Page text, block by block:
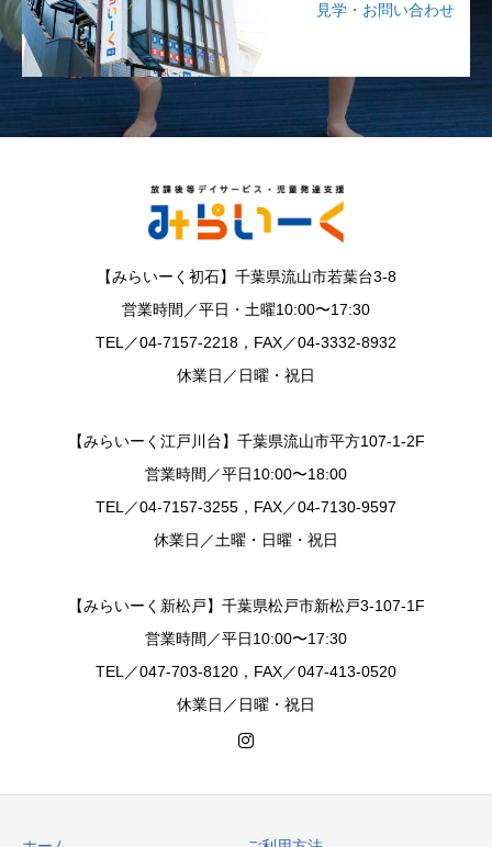
見学・お問い合わせ
【みらいーく初石】千葉県流山市若葉台3-8
営業時間／平日・土曜10:00〜17:30
TEL／04-7157-2218，FAX／04-3332-8932
休業日／日曜・祝日
【みらいーく江戸川台】千葉県流山市平方107-1-2F
営業時間／平日10:00〜18:00
TEL／04-7157-3255，FAX／04-7130-9597
休業日／土曜・日曜・祝日
【みらいーく新松戸】千葉県松戸市新松戸3-107-1F
営業時間／平日10:00〜17:30
TEL／047-703-8120，FAX／047-413-0520
休業日／日曜・祝日